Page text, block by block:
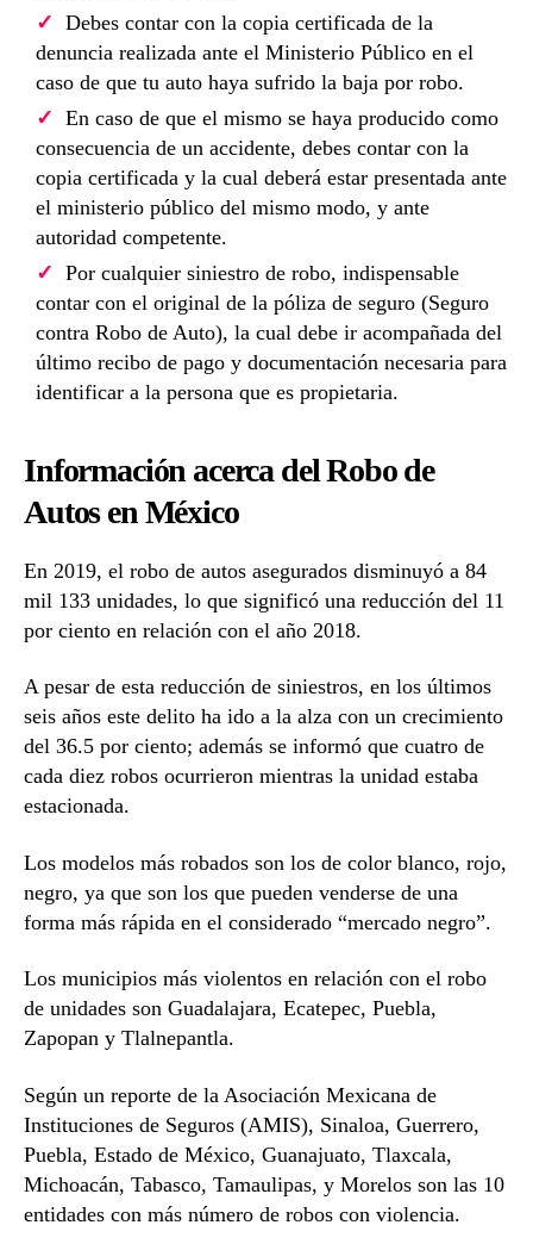
Debes contar con la copia certificada de la
denuncia realizada ante el Ministerio Público en el
caso de que tu auto haya sufrido la baja por robo.
En caso de que el mismo se haya producido como
consecuencia de un accidente, debes contar con la
copia certificada y la cual deberá estar presentada ante
el ministerio público del mismo modo, y ante
autoridad competente.
Por cualquier siniestro de robo, indispensable
contar con el original de la póliza de seguro (Seguro
contra Robo de Auto), la cual debe ir acompañada del
último recibo de pago y documentación necesaria para
identificar a la persona que es propietaria.
Información acerca del Robo de
Autos en México
En 2019, el robo de autos asegurados disminuyó a 84
mil 133 unidades, lo que significó una reducción del 11
por ciento en relación con el año 2018.
A pesar de esta reducción de siniestros, en los últimos
seis años este delito ha ido a la alza con un crecimiento
del 36.5 por ciento; además se informó que cuatro de
cada diez robos ocurrieron mientras la unidad estaba
estacionada.
Los modelos más robados son los de color blanco, rojo,
negro, ya que son los que pueden venderse de una
forma más rápida en el considerado “mercado negro”.
Los municipios más violentos en relación con el robo
de unidades son Guadalajara, Ecatepec, Puebla,
Zapopan y Tlalnepantla.
Según un reporte de la Asociación Mexicana de
Instituciones de Seguros (AMIS), Sinaloa, Guerrero,
Puebla, Estado de México, Guanajuato, Tlaxcala,
Michoacán, Tabasco, Tamaulipas, y Morelos son las 10
entidades con más número de robos con violencia.